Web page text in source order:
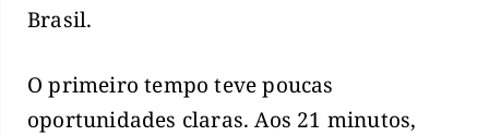
Brasil.
O primeiro tempo teve poucas
oportunidades claras. Aos 21 minutos,